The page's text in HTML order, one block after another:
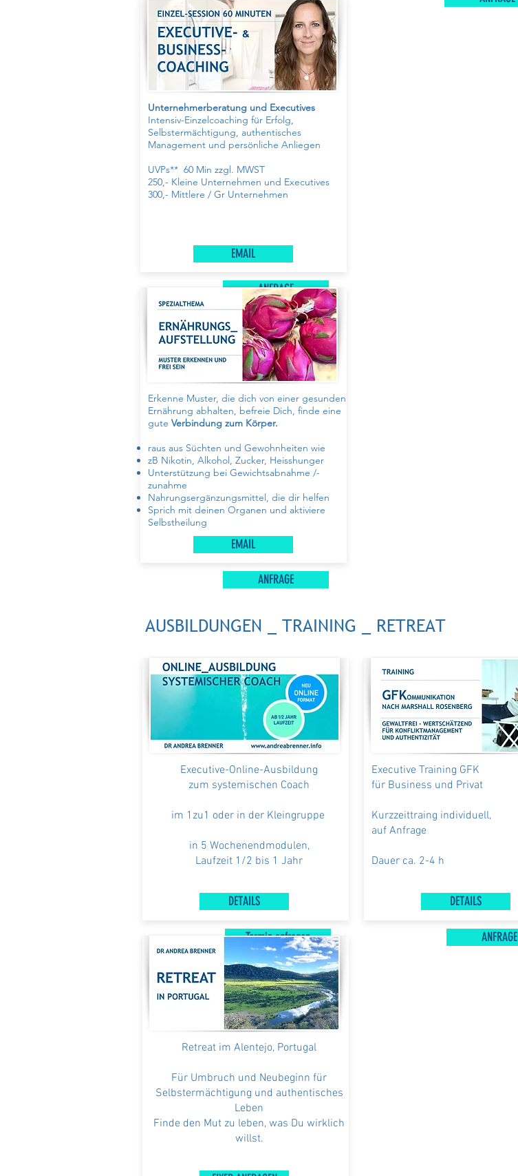
Unternehmerberatung und Executives
Intensiv-Einzelcoaching für Erfolg,
Selbstermächtigung, authentisches
Management und persönliche Anliegen
UVPs** 60 Min zzgl. MWST
250,- Kleine Unternehmen und Executives
300,- Mittlere / Gr Unternehmen
EMAIL
ANFRAGE
Erkenne Muster, die dich von einer gesunden
Ernährung abhalten, befreie Dich, finde eine
gute Verbindung zum Körper.
raus aus Süchten und Gewohnheiten wie
zB Nikotin, Alkohol, Zucker, Heisshunger
Unterstützung bei Gewichtsabnahme /-
zunahme
Nahrungsergänzungsmittel, die dir helfen
Sprich mit deinen Organen und aktiviere
Selbstheilung
EMAIL
ANFRAGE
AUSBILDUNGEN _ TRAINING _ RETREAT
Executive-Online-Ausbildung
zum systemischen Coach
im 1zu1 oder in der Kleingruppe
in 5 Wochenendmodulen,
Laufzeit 1/2 bis 1 Jahr
DETAILS
Termin anfragen
Executive Training GFK
für Business und Privat
Kurzzeittraing individuell,
auf Anfrage
Dauer ca. 2-4 h
DETAILS
ANFRAGE
Retreat im Alentejo, Portugal
Für Umbruch und Neubeginn für
Selbstermächtigung und authentisches
Leben
Finde den Mut zu leben, was Du wirklich
willst.